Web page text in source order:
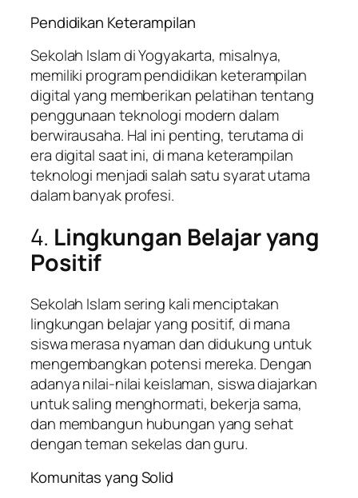
Pendidikan Keterampilan
Sekolah Islam di Yogyakarta, misalnya,
memiliki program pendidikan keterampilan
digital yang memberikan pelatihan tentang
penggunaan teknologi modern dalam
berwirausaha. Hal ini penting, terutama di
era digital saat ini, di mana keterampilan
teknologi menjadi salah satu syarat utama
dalam banyak profesi.
4. Lingkungan Belajar yang
Positif
Sekolah Islam sering kali menciptakan
lingkungan belajar yang positif, di mana
siswa merasa nyaman dan didukung untuk
mengembangkan potensi mereka. Dengan
adanya nilai-nilai keislaman, siswa diajarkan
untuk saling menghormati, bekerja sama,
dan membangun hubungan yang sehat
dengan teman sekelas dan guru.
Komunitas yang Solid